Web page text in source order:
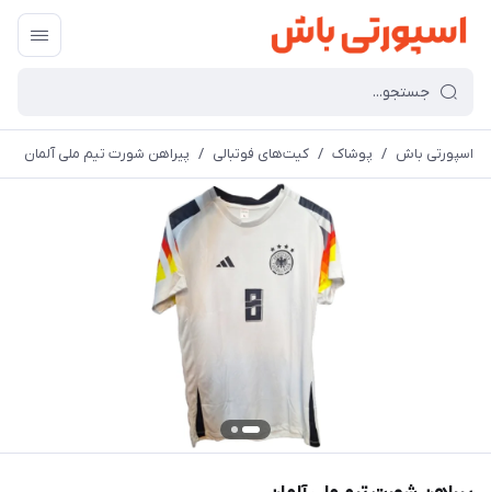
اسپورتی باش / پوشاک / کیت‌های فوتبالی / پیراهن شورت تیم ملی آلمان